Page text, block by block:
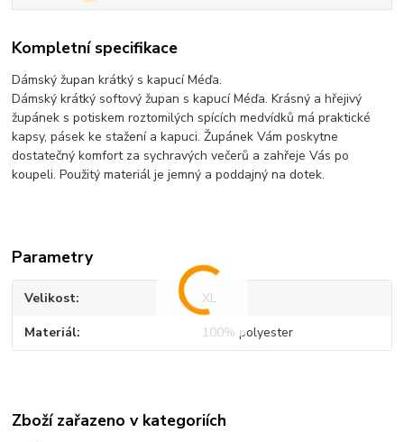
Kompletní specifikace
Dámský župan krátký s kapucí Méďa.
Dámský krátký softový župan s kapucí Méďa. Krásný a hřejivý
župánek s potiskem roztomilých spících medvídků má praktické
kapsy, pásek ke stažení a kapuci. Župánek Vám poskytne
dostatečný komfort za sychravých večerů a zahřeje Vás po
koupeli. Použitý materiál je jemný a poddajný na dotek.
Parametry
Velikost XL
Materiál 100% polyester
Zboží zařazeno v kategoriích